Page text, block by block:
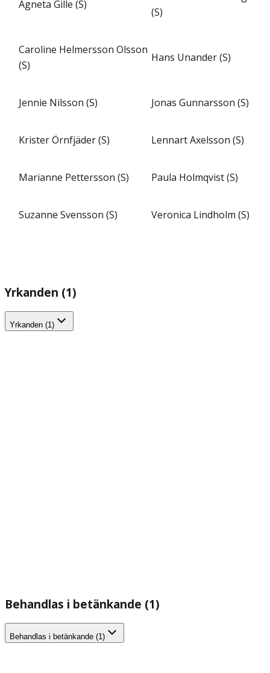
Agneta Gille (S)
(S)
Caroline Helmersson Olsson
(S)
Hans Unander (S)
Jennie Nilsson (S) Jonas Gunnarsson (S)
Krister Örnfjäder (S) Lennart Axelsson (S)
Marianne Pettersson (S) Paula Holmqvist (S)
Suzanne Svensson (S) Veronica Lindholm (S)
Yrkanden (1)
Yrkanden (1)
Behandlas i betänkande (1)
Behandlas i betänkande (1)